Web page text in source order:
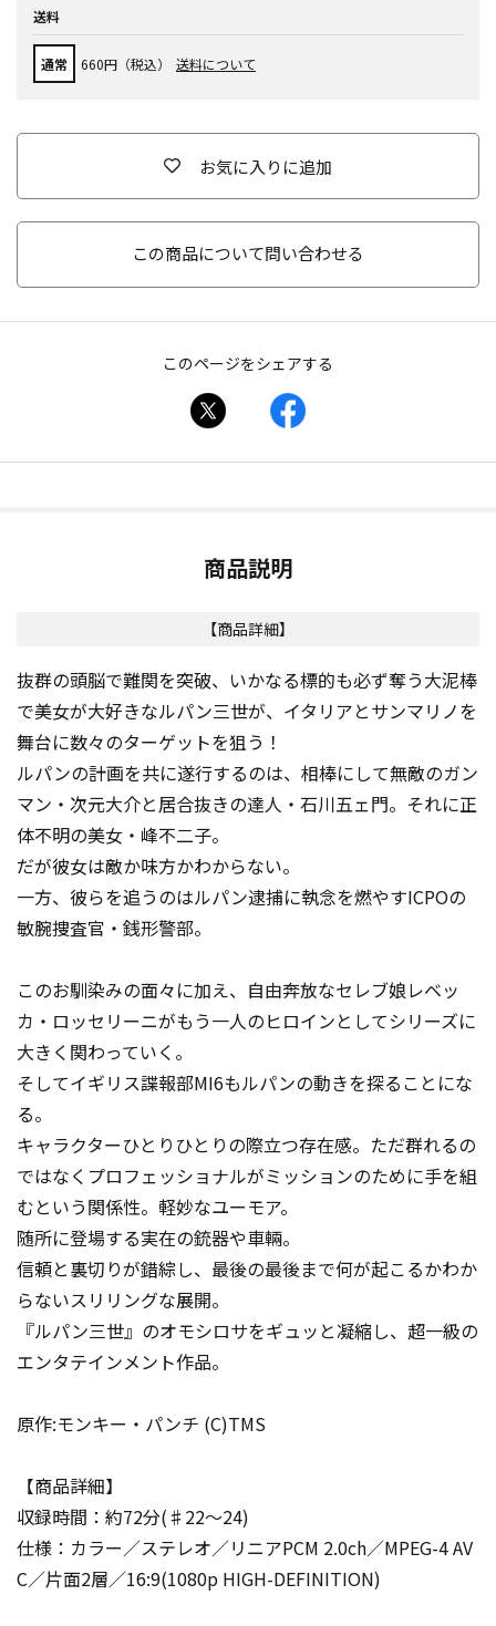
送料
通常 660円（税込） 送料について
お気に入りに追加
この商品について問い合わせる
このページをシェアする
商品説明
【商品詳細】
抜群の頭脳で難関を突破、いかなる標的も必ず奪う大泥棒
で美女が大好きなルパン三世が、イタリアとサンマリノを
舞台に数々のターゲットを狙う！
ルパンの計画を共に遂行するのは、相棒にして無敵のガン
マン・次元大介と居合抜きの達人・石川五ェ門。それに正
体不明の美女・峰不二子。
だが彼女は敵か味方かわからない。
一方、彼らを追うのはルパン逮捕に執念を燃やすICPOの
敏腕捜査官・銭形警部。
このお馴染みの面々に加え、自由奔放なセレブ娘レベッ
カ・ロッセリーニがもう一人のヒロインとしてシリーズに
大きく関わっていく。
そしてイギリス諜報部MI6もルパンの動きを探ることにな
る。
キャラクターひとりひとりの際立つ存在感。ただ群れるの
ではなくプロフェッショナルがミッションのために手を組
むという関係性。軽妙なユーモア。
随所に登場する実在の銃器や車輛。
信頼と裏切りが錯綜し、最後の最後まで何が起こるかわか
らないスリリングな展開――。
『ルパン三世』のオモシロサをギュッと凝縮し、超一級の
エンタテインメント作品。
原作:モンキー・パンチ (C)TMS
【商品詳細】
収録時間：約72分(♯22～24)
仕様：カラー／ステレオ／リニアPCM 2.0ch／MPEG-4 AV
C／片面2層／16:9(1080p HIGH-DEFINITION)